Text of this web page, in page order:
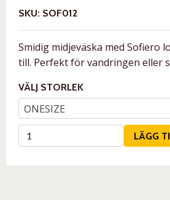
SKU: SOF012
Smidig midjeväska med Sofiero
till. Perfekt för vandringen eller
VÄLJ STORLEK
ONESIZE
LÄGG